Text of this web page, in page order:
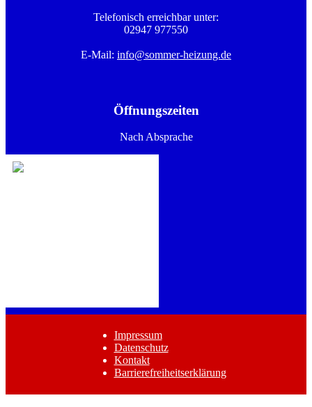
Telefonisch erreichbar unter:
02947 977550
E-Mail: info@sommer-heizung.de
Öffnungszeiten
Nach Absprache
Impressum
Datenschutz
Kontakt
Barrierefreiheitserklärung